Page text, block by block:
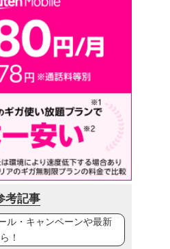
考記事
ル・キャンペーンや最新
！